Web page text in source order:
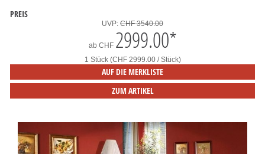
PREIS
UVP: CHF 3540.00
ab CHF 2999.00*
1 Stück (CHF 2999.00 / Stück)
AUF DIE MERKLISTE
ZUM ARTIKEL